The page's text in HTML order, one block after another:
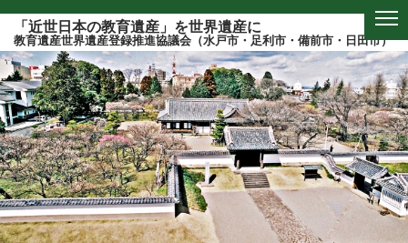
このページの本文へ
「近世日本の教育遺産」を世界遺産に
教育遺産世界遺産登録推進協議会（水戸市・足利市・備前市・日田市）